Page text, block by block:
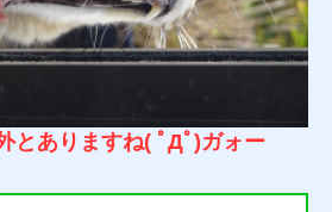
とありますね( ﾟДﾟ)ガォー